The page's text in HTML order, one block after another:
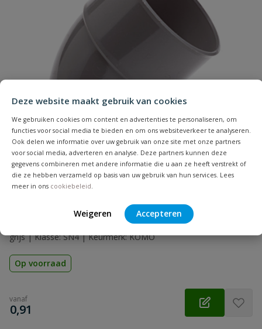
Deze website maakt gebruik van cookies
We gebruiken cookies om content en advertenties te personaliseren, om
functies voor social media te bieden en om ons websiteverkeer te analyseren.
Ook delen we informatie over uw gebruik van onze site met onze partners
voor social media, adverteren en analyse. Deze partners kunnen deze
gegevens combineren met andere informatie die u aan ze heeft verstrekt of
die ze hebben verzameld op basis van uw gebruik van hun services. Lees
meer in ons cookiebeleid.
Weigeren Accepteren
Samenvatting
Beoordeling
Beoordeling versturen
PVC bocht 45° 2x lijm
Aansluiting: inwendig lijm | Diameter: 32 t/m 200 mm | Kleur:
grijs | Klasse: SN4 | Keurmerk: KOMO
Op voorraad
vanaf
€
0,91